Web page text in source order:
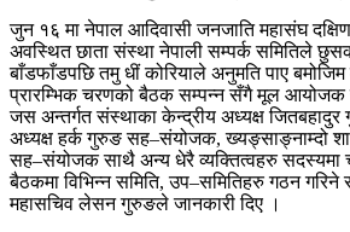
जुन १६ मा नेपाल आदिवासी जनजाति महासंघ दक्षिण
अवस्थित छाता संस्था नेपाली सम्पर्क समितिले
बाँडफाँडपछि तमु धीं कोरियाले अनुमति पाए बमोजिम
प्रारम्भिक चरणको बैठक सम्पन्न सँगै मूल आयोजक
जस अन्तर्गत संस्थाका केन्द्रीय अध्यक्ष
अध्यक्ष हर्क गुरुङ सह–संयोजक, ख्यङ्साङ्नाम्दो
सह–संयोजक साथै अन्य धेरै व्यक्तित्वहरु सदस्यमा
बैठकमा विभिन्न समिति, उप–समितिहरु गठन गरिने
महासचिव लेसन गुरुङले जानकारी दिए ।